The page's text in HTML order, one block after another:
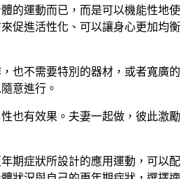
的運動而已，而是可以機能性地使
促進活性化、可以讓身心更加均衡
也不需要特別的器材，或者寬廣的
意進行。
也有效果。夫妻一起做，彼此激勵
期症狀所設計的應用運動，可以配